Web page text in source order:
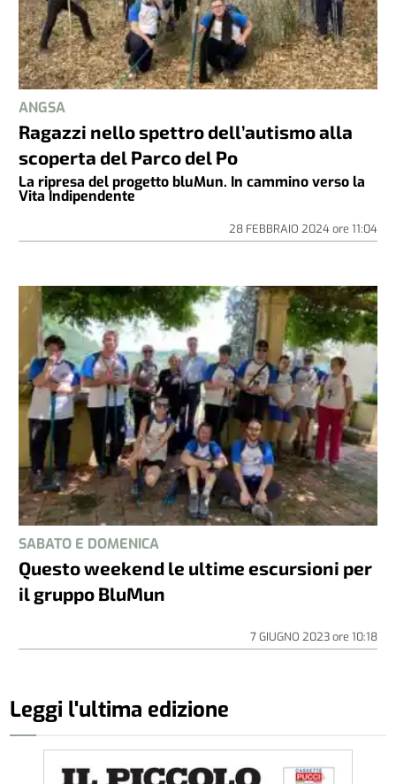
ANGSA
Ragazzi nello spettro dell’autismo alla
scoperta del Parco del Po
La ripresa del progetto bluMun. In cammino verso la
Vita Indipendente
28 FEBBRAIO 2024ore 11:04
SABATO E DOMENICA
Questo weekend le ultime escursioni per
il gruppo BluMun
7 GIUGNO 2023ore 10:18
Leggi l'ultima edizione